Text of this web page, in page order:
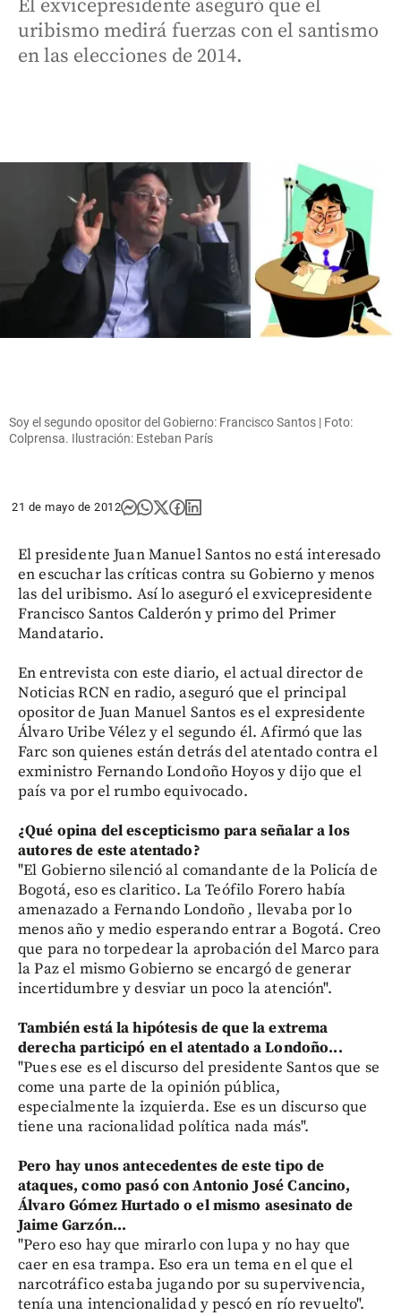
El exvicepresidente aseguró que el
uribismo medirá fuerzas con el santismo
en las elecciones de 2014.
Soy el segundo opositor del Gobierno: Francisco Santos | Foto:
Colprensa. Ilustración: Esteban París
21 de mayo de 2012
El presidente Juan Manuel Santos no está interesado
en escuchar las críticas contra su Gobierno y menos
las del uribismo. Así lo aseguró el exvicepresidente
Francisco Santos Calderón y primo del Primer
Mandatario.
En entrevista con este diario, el actual director de
Noticias RCN en radio, aseguró que el principal
opositor de Juan Manuel Santos es el expresidente
Álvaro Uribe Vélez y el segundo él. Afirmó que las
Farc son quienes están detrás del atentado contra el
exministro Fernando Londoño Hoyos y dijo que el
país va por el rumbo equivocado.
¿Qué opina del escepticismo para señalar a los
autores de este atentado?
"El Gobierno silenció al comandante de la Policía de
Bogotá, eso es claritico. La Teófilo Forero había
amenazado a Fernando Londoño , llevaba por lo
menos año y medio esperando entrar a Bogotá. Creo
que para no torpedear la aprobación del Marco para
la Paz el mismo Gobierno se encargó de generar
incertidumbre y desviar un poco la atención".
También está la hipótesis de que la extrema
derecha participó en el atentado a Londoño...
"Pues ese es el discurso del presidente Santos que se
come una parte de la opinión pública,
especialmente la izquierda. Ese es un discurso que
tiene una racionalidad política nada más".
Pero hay unos antecedentes de este tipo de
ataques, como pasó con Antonio José Cancino,
Álvaro Gómez Hurtado o el mismo asesinato de
Jaime Garzón...
"Pero eso hay que mirarlo con lupa y no hay que
caer en esa trampa. Eso era un tema en el que el
narcotráfico estaba jugando por su supervivencia,
tenía una intencionalidad y pescó en río revuelto".